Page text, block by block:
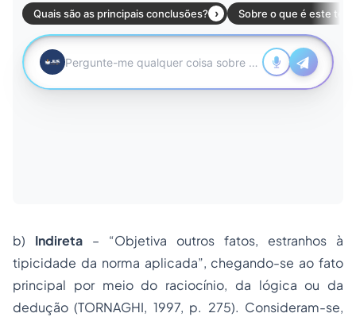
b) Indireta – “Objetiva outros fatos, estranhos à
tipicidade da norma aplicada”, chegando-se ao fato
principal por meio do raciocínio, da lógica ou da
dedução (TORNAGHI, 1997, p. 275). Consideram-se,